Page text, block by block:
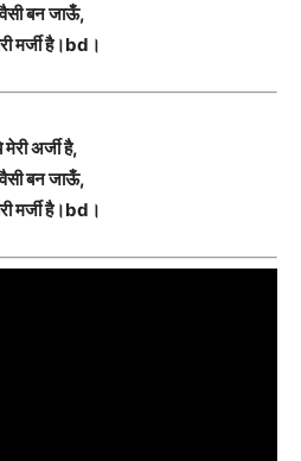
बन जाऊँ,
मर्जी है।bd।
मेरी अर्जी है,
बन जाऊँ,
मर्जी है।bd।